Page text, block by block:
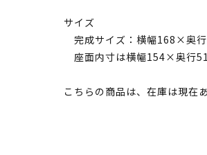
サイズ
完成サイズ：横幅168×奥
座面内寸は横幅154×奥行
こちらの商品は、在庫は現在